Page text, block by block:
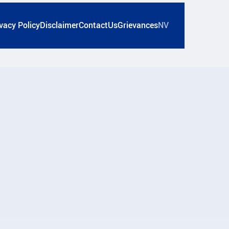
PolicyDisclaimerContactUsGrievancesNV